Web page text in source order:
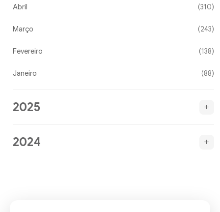
Abril (310)
Março (243)
Fevereiro (138)
Janeiro (88)
2025
2024